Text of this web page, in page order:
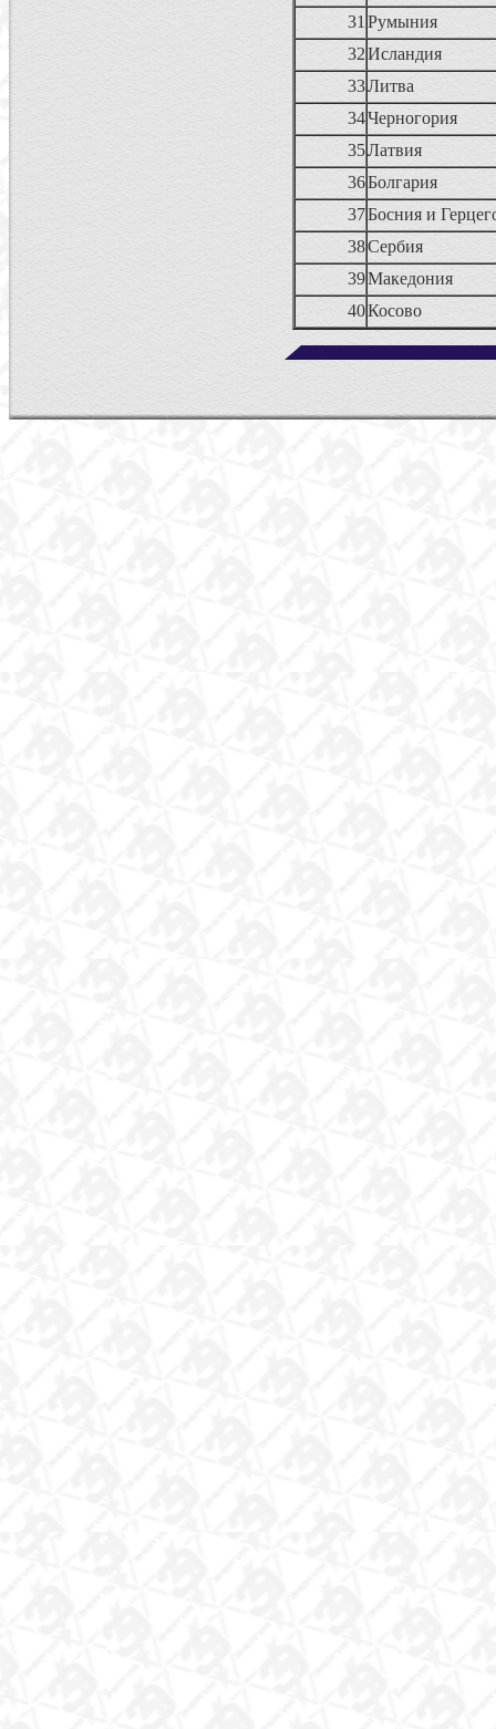
31 Румыния
32Исландия
33Литва
34Черногория
35Латвия
36Болгария
37Босния и
38Сербия
39Македония
40Косово